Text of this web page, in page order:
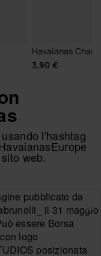
Havaianas
3,90 €
l'hashtag
web.